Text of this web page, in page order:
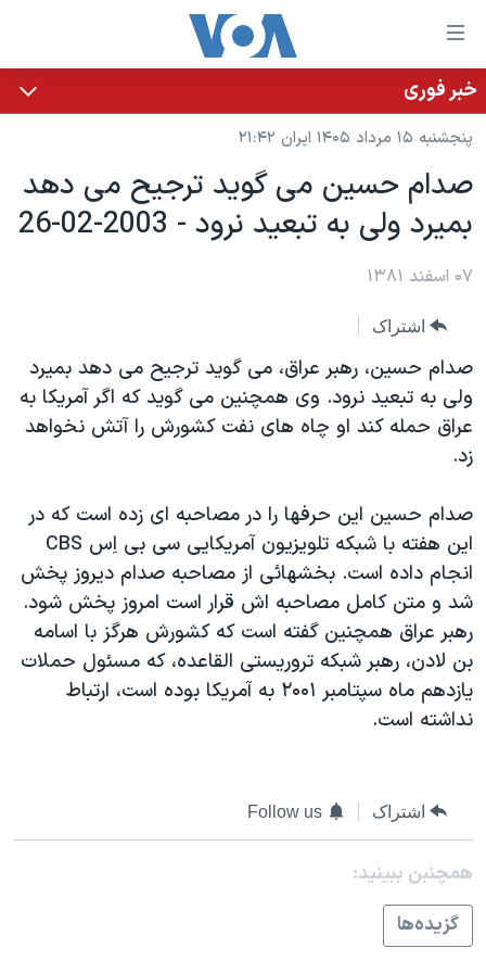
لینکهای
قابل
دسترسی
جهش
محتوای
اصلی
جهش
به
اصلی
جهش
به
جستجو
خانه
نسخه سبک وب‌سایت
موضوع ها
ایران
آمریکا
گزیده‌ها
ویژه برنامه‌ها
فرهنگ و زندگی
حقوق شهروندی
اقتصادی
علم و فناوری
اسرائیل در جنگ
گالری عکس
برنامه های تلویزیونی
جدول برنامه ها
صفحه‌های ویژه
عملیات خشم حماسی
۲۵۰سالگی آمریکا
مستندها
انتخابات ریاست جمهوری آمریکا ۲۰۲۴
حمله جمهوری اسلامی به اسرائیل
رمز مهسا
ورزش زنان در ایران
اعتراضات زن، زندگی، آزادی
دادگاه حمید نوری
اعتراضات مردمی آبان ۹۸
پخش رادیویی
یادگیری زبان انگلیسی
دنبال کنید
زبانهای مختلف
خبر فوری
پنجشنبه ۱۵ مرداد ۱۴۰۵ ایران ۲۱:۴۲
صدام حسين می گويد ترجيح می دهد
بميرد ولی به تبعيد نرود - 2003-02-26
۰۷ اسفند ۱۳۸۱
اشتراک
صدام حسين، رهبر عراق، می گويد ترجيح می دهد بميرد
ولی به تبعيد نرود. وی همچنين می گويد که اگر آمريکا به
عراق حمله کند او چاه های نفت کشورش را آتش نخواهد
زد.
صدام حسين اين حرفها را در مصاحبه ای زده است که در
اين هفته با شبکه تلويزيون آمريکايی سی بی اِس CBS
انجام داده است. بخشهائی از مصاحبه صدام ديروز پخش
شد و متن کامل مصاحبه اش قرار است امروز پخش شود.
رهبر عراق همچنين گفته است که کشورش هرگز با اسامه
بن لادن، رهبر شبکه تروريستی القاعده، که مسئول حملات
يازدهم ماه سپتامبر ۲۰۰۱ به آمريکا بوده است، ارتباط
نداشته است.
اشتراک Follow us
همچنبن ببینید:
گزيده‌ها